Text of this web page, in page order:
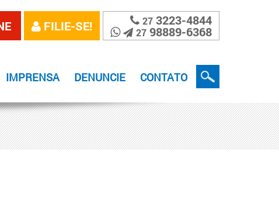
FILIE-SE! 27 3223-4844
27 98889-6368
IMPRENSA DENUNCIE CONTATO